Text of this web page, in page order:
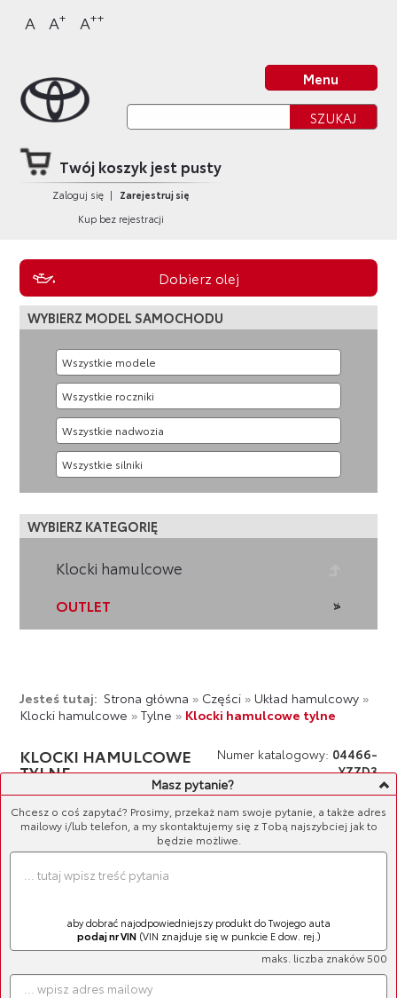
Sklep Toyota
do
nagłówka
do
bocznego
do
głównej
do
stopki
A A+ A++
Menu
Twój koszyk jest pusty
Zaloguj się |
Zarejestruj się
Kup bez rejestracji
Dobierz olej
WYBIERZ MODEL SAMOCHODU
WYBIERZ KATEGORIĘ
Klocki hamulcowe
OUTLET
Jesteś tutaj: Strona główna » Części» Układ hamulcowy»
Klocki hamulcowe »Tylne » Klocki hamulcowe tylne
KLOCKI HAMULCOWE
TYLNE
Numer katalogowy: 04466-
YZZD3
Masz pytanie?
Chcesz o coś zapytać? Prosimy, przekaż nam swoje pytanie, a także adres
mailowy i/lub telefon, a my skontaktujemy się z Tobą najszybciej jak to
będzie możliwe.
maks. liczba znaków 500
aby dobrać najodpowiedniejszy produkt do Twojego auta
podaj nr VIN(VIN znajduje się w punkcie E dow. rej.)